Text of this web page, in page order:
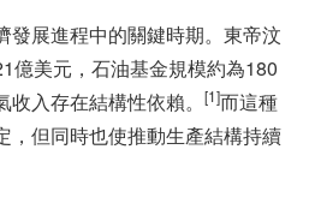
發展進程中的關鍵時期。東帝汶
億美元，石油基金規模約為180
入存在結構性依賴。
[1]而這種
，但同時也使推動生產結構持續